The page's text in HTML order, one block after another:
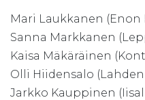
Mari Laukkanen (Enon
Sanna Markkanen
Kaisa Mäkäräinen
Olli Hiidensalo
Jarkko Kauppinen